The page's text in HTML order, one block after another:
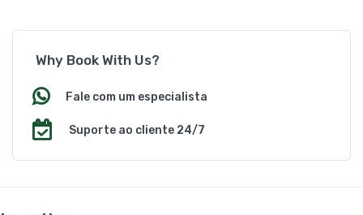
Why Book With Us?
Fale com um especialista
Suporte ao cliente 24/7